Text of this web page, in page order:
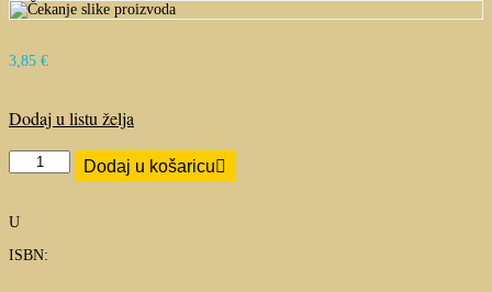
3,85 €
Dodaj u listu želja
Knezovi,
kraljevi,
Dodaj u košaricu
U
ISBN: